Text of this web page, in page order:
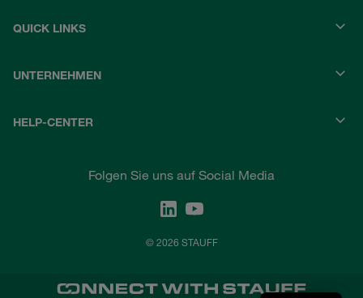
QUICK LINKS
UNTERNEHMEN
HELP-CENTER
Folgen Sie uns auf Social Media
© 2026 STAUFF